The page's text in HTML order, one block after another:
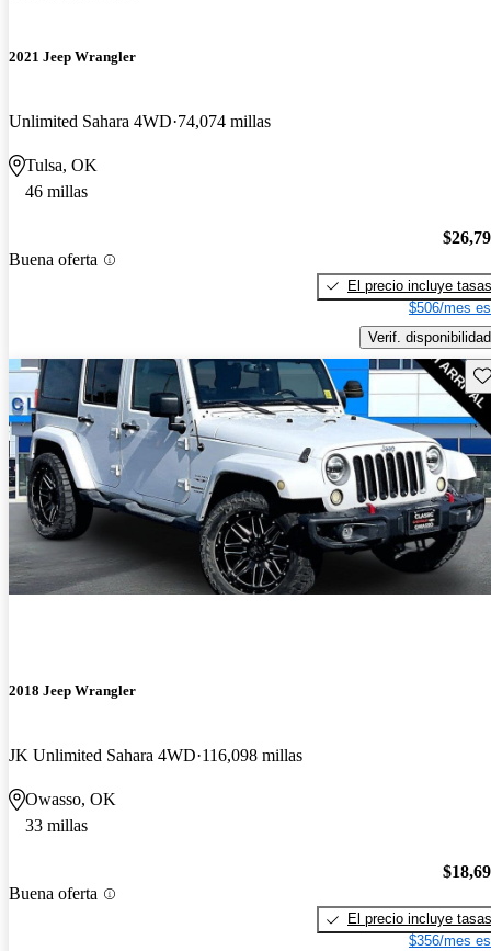
2021 Jeep Wrangler
Unlimited Sahara 4WD 74,074 millas
Tulsa, OK
46 millas
Buena oferta
El precio incluye tasas
$506/mes
Verif. disponibilidad
2018 Jeep Wrangler
JK Unlimited Sahara 4WD 116,098 millas
Owasso, OK
33 millas
Buena oferta
El precio incluye tasas
$356/mes